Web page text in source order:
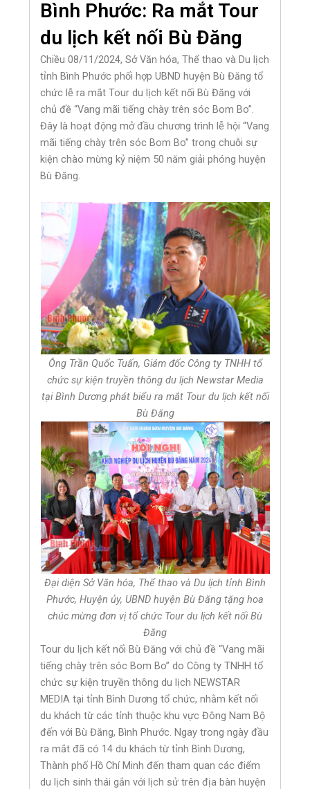
Bình Phước: Ra mắt Tour
du lịch kết nối Bù Đăng
Chiều 08/11/2024, Sở Văn hóa, Thể thao và Du lịch
tỉnh Bình Phước phối hợp UBND huyện Bù Đăng tổ
chức lễ ra mắt Tour du lịch kết nối Bù Đăng với
chủ đề “Vang mãi tiếng chày trên sóc Bom Bo”.
Đây là hoạt động mở đầu chương trình lễ hội “Vang
mãi tiếng chày trên sóc Bom Bo” trong chuỗi sự
kiện chào mừng kỷ niệm 50 năm giải phóng huyện
Bù Đăng.
Ông Trần Quốc Tuấn, Giám đốc Công ty TNHH tổ
chức sự kiện truyền thông du lịch Newstar Media
tại Bình Dương phát biểu ra mắt Tour du lịch kết nối
Bù Đăng
Đại diện Sở Văn hóa, Thể thao và Du lịch tỉnh Bình
Phước, Huyện ủy, UBND huyện Bù Đăng tặng hoa
chúc mừng đơn vị tổ chức Tour du lịch kết nối Bù
Đăng
Tour du lịch kết nối Bù Đăng với chủ đề “Vang mãi
tiếng chày trên sóc Bom Bo” do Công ty TNHH tổ
chức sự kiện truyền thông du lịch NEWSTAR
MEDIA tại tỉnh Bình Dương tổ chức, nhằm kết nối
du khách từ các tỉnh thuộc khu vực Đông Nam Bộ
đến với Bù Đăng, Bình Phước. Ngay trong ngày đầu
ra mắt đã có 14 du khách từ tỉnh Bình Dương,
Thành phố Hồ Chí Minh đến tham quan các điểm
du lịch sinh thái gắn với lịch sử trên địa bàn huyện